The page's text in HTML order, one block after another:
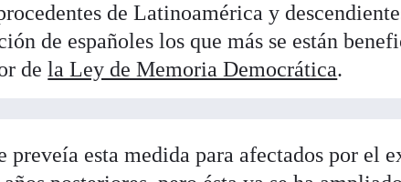
de Latinoamérica y
de españoles los que más se están
dela Ley de Memoria Democrática.
preveía esta medida para afectados por el